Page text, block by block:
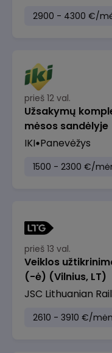
2900 - 4300 €/
prieš 12 val.
Užsakymų
mėsos sandėlyje
IKI Panevėžys
1500 - 2300 €/
prieš 13 val.
Veiklos
(-ė) (Vilnius, LT)
JSC Lithuanian
2610 - 3910 €/